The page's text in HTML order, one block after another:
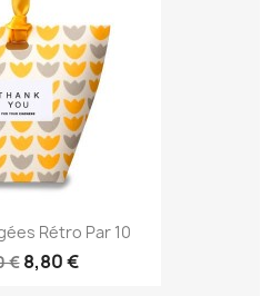
Rétro Par 10
€ 8,80 €